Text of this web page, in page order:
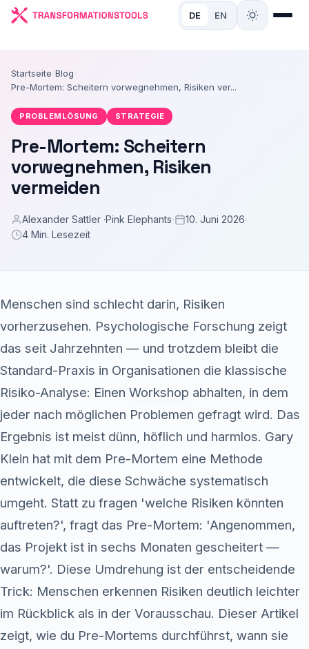
DE EN
Startseite Blog
Pre-Mortem: Scheitern vorwegnehmen, Risiken ver...
PROBLEMLÖSUNG STRATEGIE
Pre-Mortem: Scheitern
vorwegnehmen, Risiken
vermeiden
Alexander Sattler ·Pink Elephants
10. Juni 2026
4 Min. Lesezeit
Menschen sind schlecht darin, Risiken
vorherzusehen. Psychologische Forschung zeigt
das seit Jahrzehnten — und trotzdem bleibt die
Standard-Praxis in Organisationen die klassische
Risiko-Analyse: Einen Workshop abhalten, in dem
jeder nach möglichen Problemen gefragt wird. Das
Ergebnis ist meist dünn, höflich und harmlos. Gary
Klein hat mit dem Pre-Mortem eine Methode
entwickelt, die diese Schwäche systematisch
umgeht. Statt zu fragen 'welche Risiken könnten
auftreten?', fragt das Pre-Mortem: 'Angenommen,
das Projekt ist in sechs Monaten gescheitert —
warum?'. Diese Umdrehung ist der entscheidende
Trick: Menschen erkennen Risiken deutlich leichter
im Rückblick als in der Vorausschau. Dieser Artikel
zeigt, wie du Pre-Mortems durchführst, wann sie